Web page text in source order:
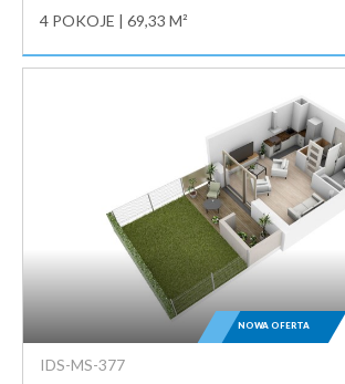
4 POKOJE 69,33 M²
IDS-MS-377
NOWA OFERTA